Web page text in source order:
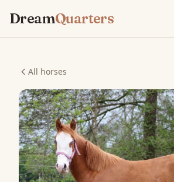
DreamQuarters
All horses